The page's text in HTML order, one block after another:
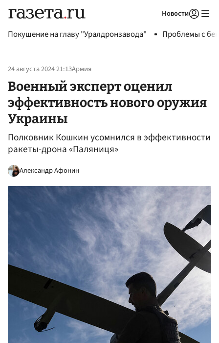
Новости
Покушение на главу "Уралдронзавода" Проблемы с
24 августа 2024 21:13Армия
Военный эксперт оценил
эффективность нового оружия
Украины
Полковник Кошкин усомнился в эффективности
ракеты-дрона «Паляниця»
Александр Афонин